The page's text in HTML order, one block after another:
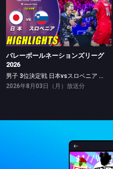
バレーボールネーションズリーグ2026
男子 3位決定戦 日本vsスロベニア ハイライト
バレーボールネーションズリーグ
2026
男子 3位決定戦 日本vsスロベニア ハイライト
2026年8月03日（月）放送分